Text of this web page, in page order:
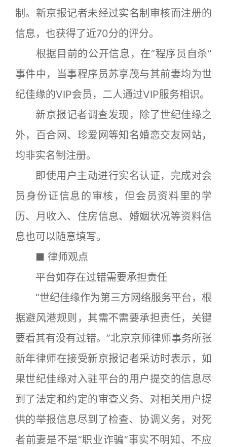
制。新京报记者未经过实名制审核而注册的
信息，也获得了近70分的评分。
根据目前的公开信息，在“程序员自杀”
事件中，当事程序员苏享茂与其前妻均为世
纪佳缘的VIP会员，二人通过VIP服务相识。
新京报记者调查发现，除了世纪佳缘之
外，百合网、珍爱网等知名婚恋交友网站，
均非实名制注册。
即使用户主动进行实名认证，完成对会
员身份证信息的审核，但会员资料里的学
历、月收入、住房信息、婚姻状况等资料信
息也可以随意填写。
■ 律师观点
平台如存在过错需要承担责任
“世纪佳缘作为第三方网络服务平台，根
据避风港规则，其需不需要承担责任，关键
要看其有没有过错。”北京京师律师事务所张
新年律师在接受新京报记者采访时表示，如
果世纪佳缘对入驻平台的用户提交的信息尽
到了法定和约定的审查义务、对相关用户提
供的举报信息尽到了检查、协调义务，对死
者前妻是不是“职业诈骗”事实不明知、不应